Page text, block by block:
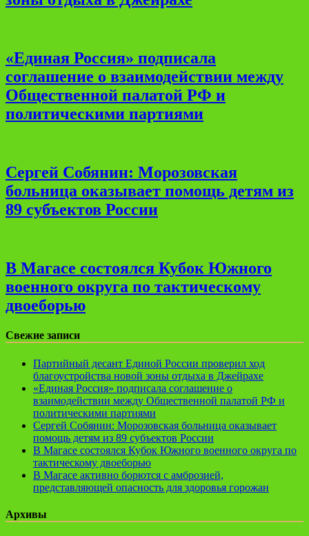
«Единая Россия» подписала
соглашение о взаимодействии между
Общественной палатой РФ и
политическими партиями
Сергей Собянин: Морозовская
больница оказывает помощь детям из
89 субъектов России
В Магасе состоялся Кубок Южного
военного округа по тактическому
двоеборью
Свежие записи
Партийный десант Единой России проверил ход
благоустройства новой зоны отдыха в Джейрахе
«Единая Россия» подписала соглашение о
взаимодействии между Общественной палатой РФ и
политическими партиями
Сергей Собянин: Морозовская больница оказывает
помощь детям из 89 субъектов России
В Магасе состоялся Кубок Южного военного округа по
тактическому двоеборью
В Магасе активно борются с амброзией,
представляющей опасность для здоровья горожан
Архивы